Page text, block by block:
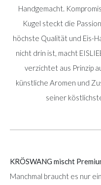
Handgemacht.
Kugel steckt die
höchste Qualität und Eis-
nicht drin ist, macht
verzichtet aus Prinzip
künstliche Aromen und
seiner
KRÖSWANG mischt
Manchmal braucht es nur